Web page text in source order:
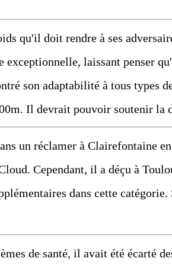
qu'il doit rendre à ses
exceptionnelle, laissant penser
son adaptabilité à tous types
Il devrait pouvoir soutenir la
un réclamer à Clairefontaine
Cependant, il a déçu à
dans cette catégorie.
de santé, il avait été écarté